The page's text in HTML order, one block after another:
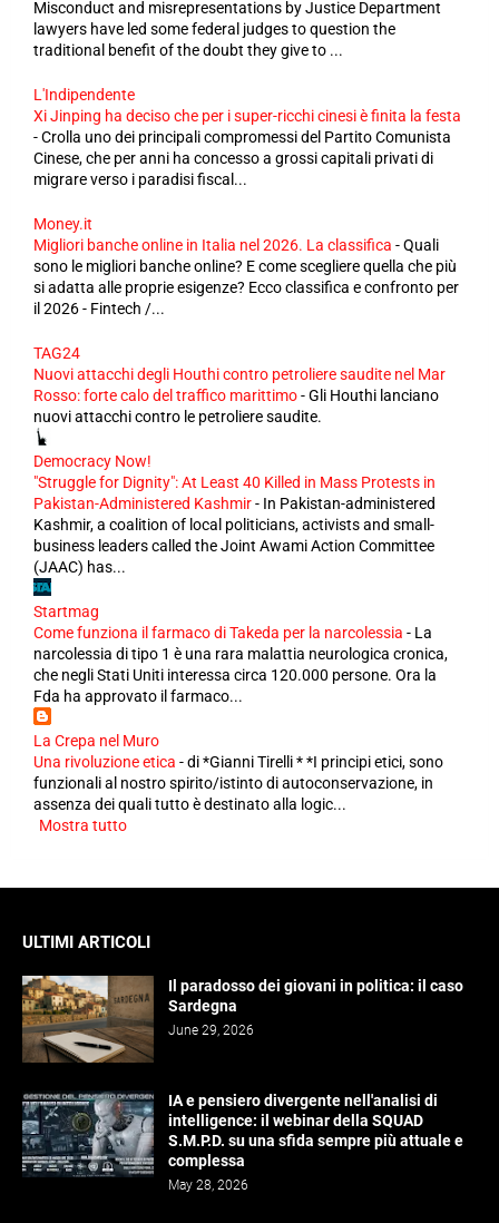
Misconduct and misrepresentations by Justice Department
lawyers have led some federal judges to question the
traditional benefit of the doubt they give to ...
L'Indipendente
Xi Jinping ha deciso che per i super-ricchi cinesi è finita la festa
-Crolla uno dei principali compromessi del Partito Comunista
Cinese, che per anni ha concesso a grossi capitali privati di
migrare verso i paradisi fiscal...
Money.it
Migliori banche online in Italia nel 2026. La classifica -Quali
sono le migliori banche online? E come scegliere quella che più
si adatta alle proprie esigenze? Ecco classifica e confronto per
il 2026 - Fintech /...
TAG24
Nuovi attacchi degli Houthi contro petroliere saudite nel Mar
Rosso: forte calo del traffico marittimo-Gli Houthi lanciano
nuovi attacchi contro le petroliere saudite.
Democracy Now!
"Struggle for Dignity": At Least 40 Killed in Mass Protests in
Pakistan-Administered Kashmir- In Pakistan-administered
Kashmir, a coalition of local politicians, activists and small-
business leaders called the Joint Awami Action Committee
(JAAC) has...
Startmag
Come funziona il farmaco di Takeda per la narcolessia - La
narcolessia di tipo 1 è una rara malattia neurologica cronica,
che negli Stati Uniti interessa circa 120.000 persone. Ora la
Fda ha approvato il farmaco...
La Crepa nel Muro
Una rivoluzione etica -di *Gianni Tirelli * *I principi etici, sono
funzionali al nostro spirito/istinto di autoconservazione, in
assenza dei quali tutto è destinato alla logic...
Mostra tutto
ULTIMI ARTICOLI
Il paradosso dei giovani in politica: il caso
Sardegna
June 29, 2026
IA e pensiero divergente nell'analisi di
intelligence: il webinar della SQUAD
S.M.P.D. su una sfida sempre più attuale e
complessa
May 28, 2026